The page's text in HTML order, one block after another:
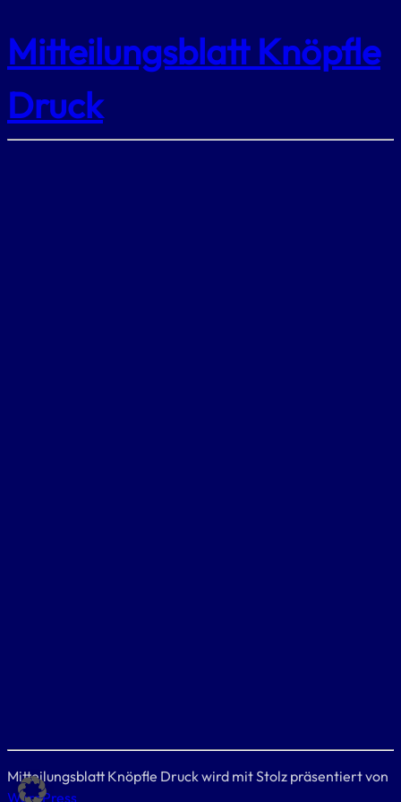
Mitteilungsblatt Knöpfle
Druck
Mitteilungsblatt Knöpfle Druck wird mit Stolz präsentiert von
WordPress